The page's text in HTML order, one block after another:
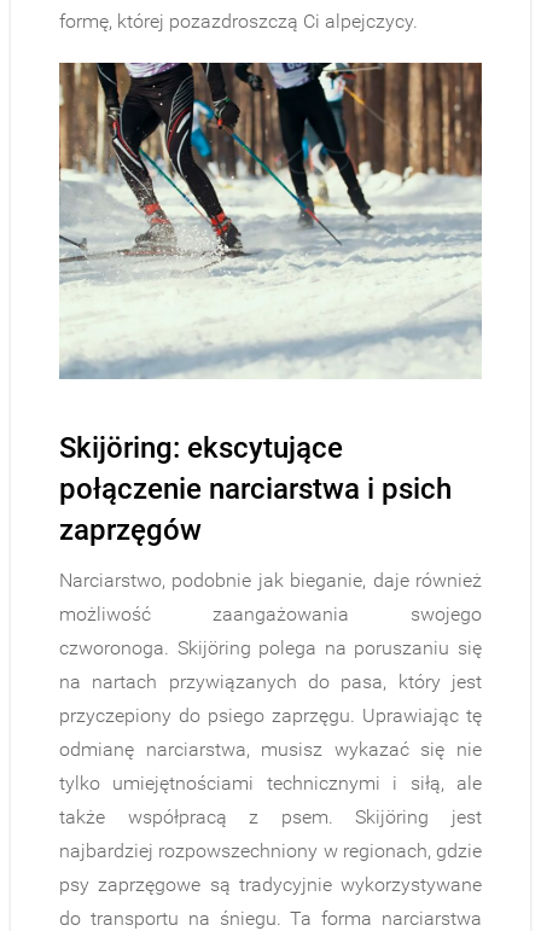
formę, której pozazdroszczą Ci alpejczycy.
Skijöring: ekscytujące
połączenie narciarstwa i psich
zaprzęgów
Narciarstwo, podobnie jak bieganie, daje również
możliwość zaangażowania swojego
czworonoga. Skijöring polega na poruszaniu się
na nartach przywiązanych do pasa, który jest
przyczepiony do psiego zaprzęgu. Uprawiając tę
odmianę narciarstwa, musisz wykazać się nie
tylko umiejętnościami technicznymi i siłą, ale
także współpracą z psem. Skijöring jest
najbardziej rozpowszechniony w regionach, gdzie
psy zaprzęgowe są tradycyjnie wykorzystywane
do transportu na śniegu. Ta forma narciarstwa